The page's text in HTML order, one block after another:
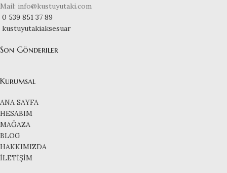
Mail: info@kustuyutaki.com
0 539 851 37 89
kustuyutakiaksesuar
Son Gönderiler
Kurumsal
ANA SAYFA
HESABIM
MAĞAZA
BLOG
HAKKIMIZDA
İLETİŞİM